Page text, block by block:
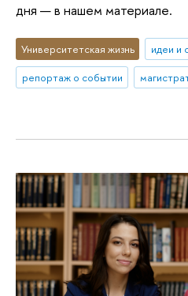
дня — в нашем материале.
Университетская жизнь идеи и
репортаж о событии